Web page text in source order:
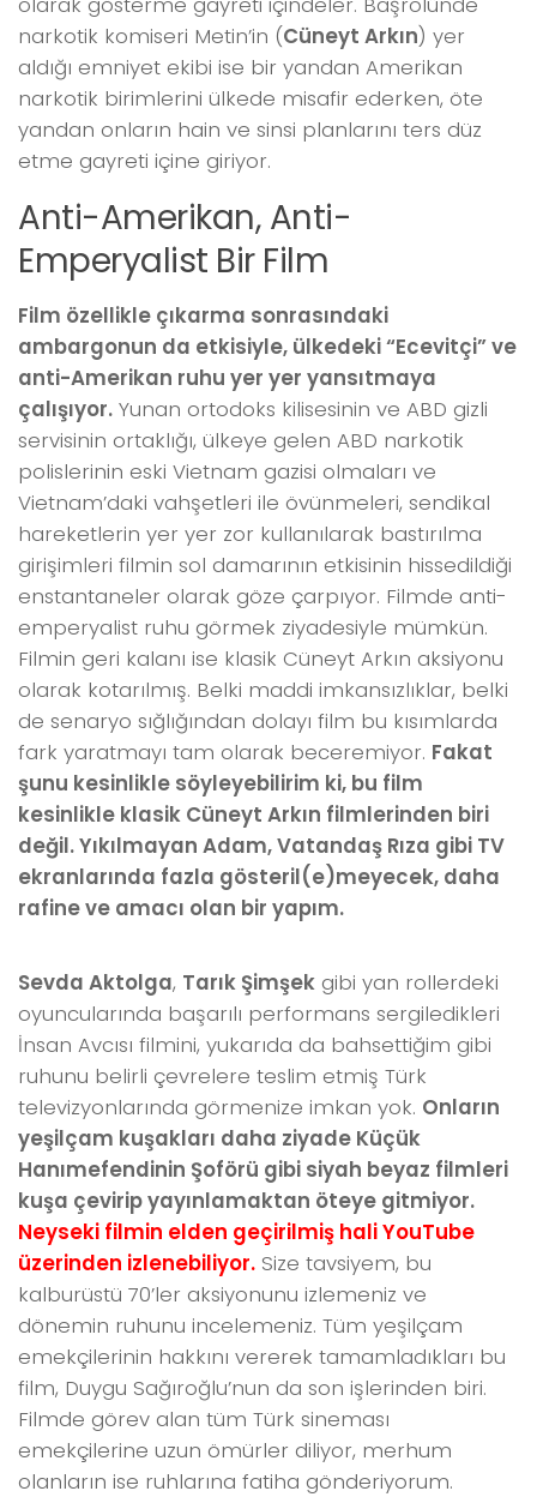
narkotik komiseri Metin’in (Cüneyt Arkın) yer
aldığı emniyet ekibi ise bir yandan Amerikan
narkotik birimlerini ülkede misafir ederken, öte
yandan onların hain ve sinsi planlarını ters düz
etme gayreti içine giriyor.
Anti-Amerikan, Anti-
Emperyalist Bir Film
Film özellikle çıkarma sonrasındaki
ambargonun da etkisiyle, ülkedeki “Ecevitçi” ve
anti-Amerikan ruhu yer yer yansıtmaya
çalışıyor. Yunan ortodoks kilisesinin ve ABD gizli
servisinin ortaklığı, ülkeye gelen ABD narkotik
polislerinin eski Vietnam gazisi olmaları ve
Vietnam’daki vahşetleri ile övünmeleri, sendikal
hareketlerin yer yer zor kullanılarak bastırılma
girişimleri filmin sol damarının etkisinin hissedildiği
enstantaneler olarak göze çarpıyor. Filmde anti-
emperyalist ruhu görmek ziyadesiyle mümkün.
Filmin geri kalanı ise klasik Cüneyt Arkın aksiyonu
olarak kotarılmış. Belki maddi imkansızlıklar, belki
de senaryo sığlığından dolayı film bu kısımlarda
fark yaratmayı tam olarak beceremiyor. Fakat
şunu kesinlikle söyleyebilirim ki, bu film
kesinlikle klasik Cüneyt Arkın filmlerinden biri
değil. Yıkılmayan Adam, Vatandaş Rıza gibi TV
ekranlarında fazla gösteril(e)meyecek, daha
rafine ve amacı olan bir yapım.
Sevda Aktolga, Tarık Şimşek gibi yan rollerdeki
oyuncularında başarılı performans sergiledikleri
İnsan Avcısı filmini, yukarıda da bahsettiğim gibi
ruhunu belirli çevrelere teslim etmiş Türk
televizyonlarında görmenize imkan yok. Onların
yeşilçam kuşakları daha ziyade Küçük
Hanımefendinin Şoförü gibi siyah beyaz filmleri
kuşa çevirip yayınlamaktan öteye gitmiyor.
Neyseki filmin elden geçirilmiş hali YouTube
üzerinden izlenebiliyor. Size tavsiyem, bu
kalburüstü 70’ler aksiyonunu izlemeniz ve
dönemin ruhunu incelemeniz. Tüm yeşilçam
emekçilerinin hakkını vererek tamamladıkları bu
film, Duygu Sağıroğlu’nun da son işlerinden biri.
Filmde görev alan tüm Türk sineması
emekçilerine uzun ömürler diliyor, merhum
olanların ise ruhlarına fatiha gönderiyorum.